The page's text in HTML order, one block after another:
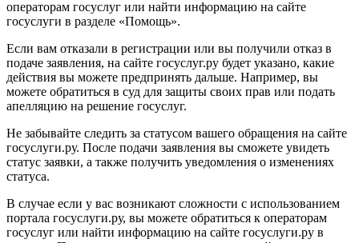
операторам госуслуг или найти информацию на сайте
госуслуги в разделе «Помощь».
Если вам отказали в регистрации или вы получили отказ в
подаче заявления, на сайте госуслуг.ру будет указано, какие
действия вы можете предпринять дальше. Например, вы
можете обратиться в суд для защиты своих прав или подать
апелляцию на решение госуслуг.
Не забывайте следить за статусом вашего обращения на сайте
госуслуги.ру. После подачи заявления вы сможете увидеть
статус заявки, а также получить уведомления о изменениях
статуса.
В случае если у вас возникают сложности с использованием
портала госуслуги.ру, вы можете обратиться к операторам
госуслуг или найти информацию на сайте госуслуги.ру в